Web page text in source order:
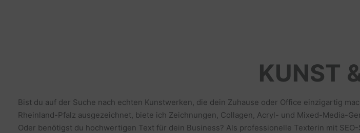
KUNST
Bist du auf der Suche nach echten Kunstwerken, die dein Zuhause oder Office einzigartig
Rheinland-Pfalz ausgezeichnet, biete ich Zeichnungen, Collagen, Acryl- und Mixed-Media-
Oder benötigst du hochwertigen Text für dein Business? Als professionelle Texterin mit